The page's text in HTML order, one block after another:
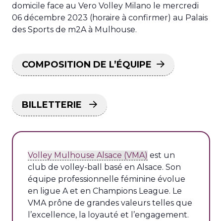
domicile face au Vero Volley Milano le mercredi
06 décembre 2023 (horaire à confirmer) au Palais
des Sports de m2A à Mulhouse.
COMPOSITION DE L’ÉQUIPE
BILLETTERIE
Volley Mulhouse Alsace (VMA) est un
club de volley-ball basé en Alsace. Son
équipe professionnelle féminine évolue
en ligue A et en Champions League. Le
VMA prône de grandes valeurs telles que
l’excellence, la loyauté et l’engagement.